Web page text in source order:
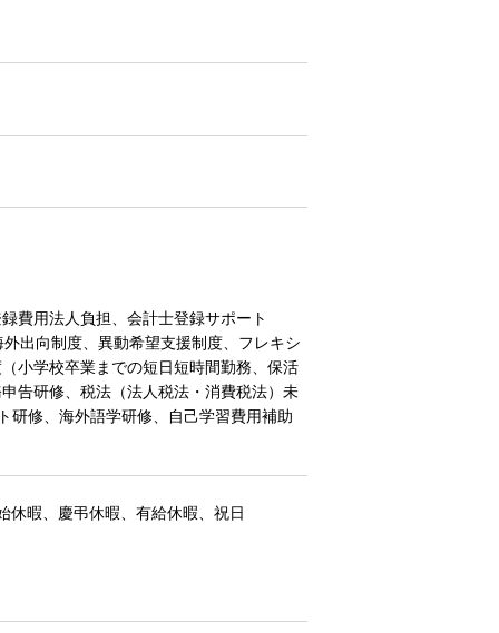
費用法人負担、会計士登録サポート
出向制度、異動希望支援制度、フレキシ
小学校卒業までの短日短時間勤務、保活
告研修、税法（法人税法・消費税法）未
研修、海外語学研修、自己学習費用補助
休暇、慶弔休暇、有給休暇、祝日